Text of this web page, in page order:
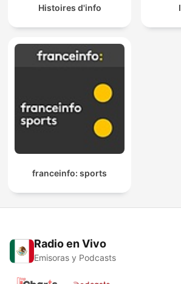
Histoires d'info
franceinfo: sports
Radio en Vivo
Emisoras y Podcasts